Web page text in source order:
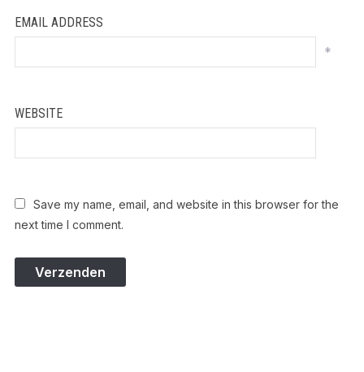
EMAIL ADDRESS
*
WEBSITE
Save my name, email, and website in this browser for the
next time I comment.